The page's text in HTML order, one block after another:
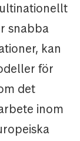
snabba
kan
för
det
inom